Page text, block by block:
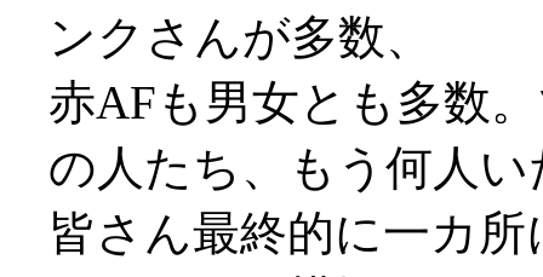
ンクさんが多数、
赤AFも男女とも多数
の人たち、もう何人
皆さん最終的に一カ